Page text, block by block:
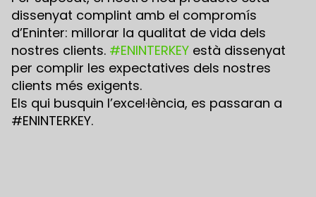
dissenyat complint amb el compromís
d’Eninter: millorar la qualitat de vida dels
nostres clients. #ENINTERKEY està dissenyat
per complir les expectatives dels nostres
clients més exigents.
Els qui busquin l’excel·lència, es passaran a
#ENINTERKEY.